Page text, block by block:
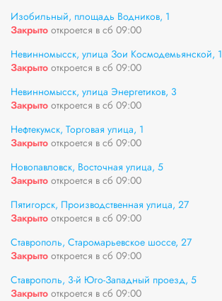
Изобильный, площадь Водников, 1
Закрыто откроется в сб 09:00
Невинномысск, улица Зои Космодемьянской, 1
Закрыто откроется в сб 09:00
Невинномысск, улица Энергетиков, 3
Закрыто откроется в сб 09:00
Нефтекумск, Торговая улица, 1
Закрыто откроется в сб 09:00
Новопавловск, Восточная улица, 5
Закрыто откроется в сб 09:00
Пятигорск, Производственная улица, 27
Закрыто откроется в сб 09:00
Ставрополь, Старомарьевское шоссе, 27
Закрыто откроется в сб 09:00
Ставрополь, 3-й Юго-Западный проезд, 5
Закрыто откроется в сб 09:00